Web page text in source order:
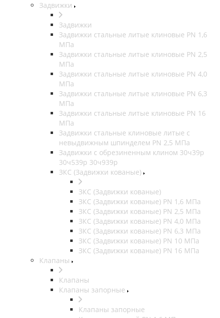
Задвижки
Задвижки
Задвижки стальные литые клиновые PN 1,6
МПа
Задвижки стальные литые клиновые PN 2,5
МПа
Задвижки стальные литые клиновые PN 4,0
МПа
Задвижки стальные литые клиновые PN 6,3
МПа
Задвижки стальные литые клиновые PN 16
МПа
Задвижки стальные клиновые литые с
невыдвижным шпинделем PN 2,5 МПа
Задвижки с обрезиненным клином 30ч39р
30ч539р 30ч939р
ЗКС (Задвижки кованые)
ЗКС (Задвижки кованые)
ЗКС (Задвижки кованые) PN 1,6 МПа
ЗКС (Задвижки кованые) PN 2,5 МПа
ЗКС (Задвижки кованые) PN 4,0 МПа
ЗКС (Задвижки кованые) PN 6,3 МПа
ЗКС (Задвижки кованые) PN 10 МПа
ЗКС (Задвижки кованые) PN 16 МПа
Клапаны
Клапаны
Клапаны запорные
Клапаны запорные